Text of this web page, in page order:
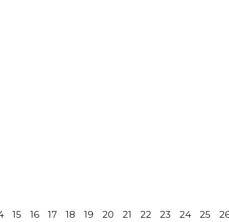
15 16 17 18 19 20 21 22 23 24 25